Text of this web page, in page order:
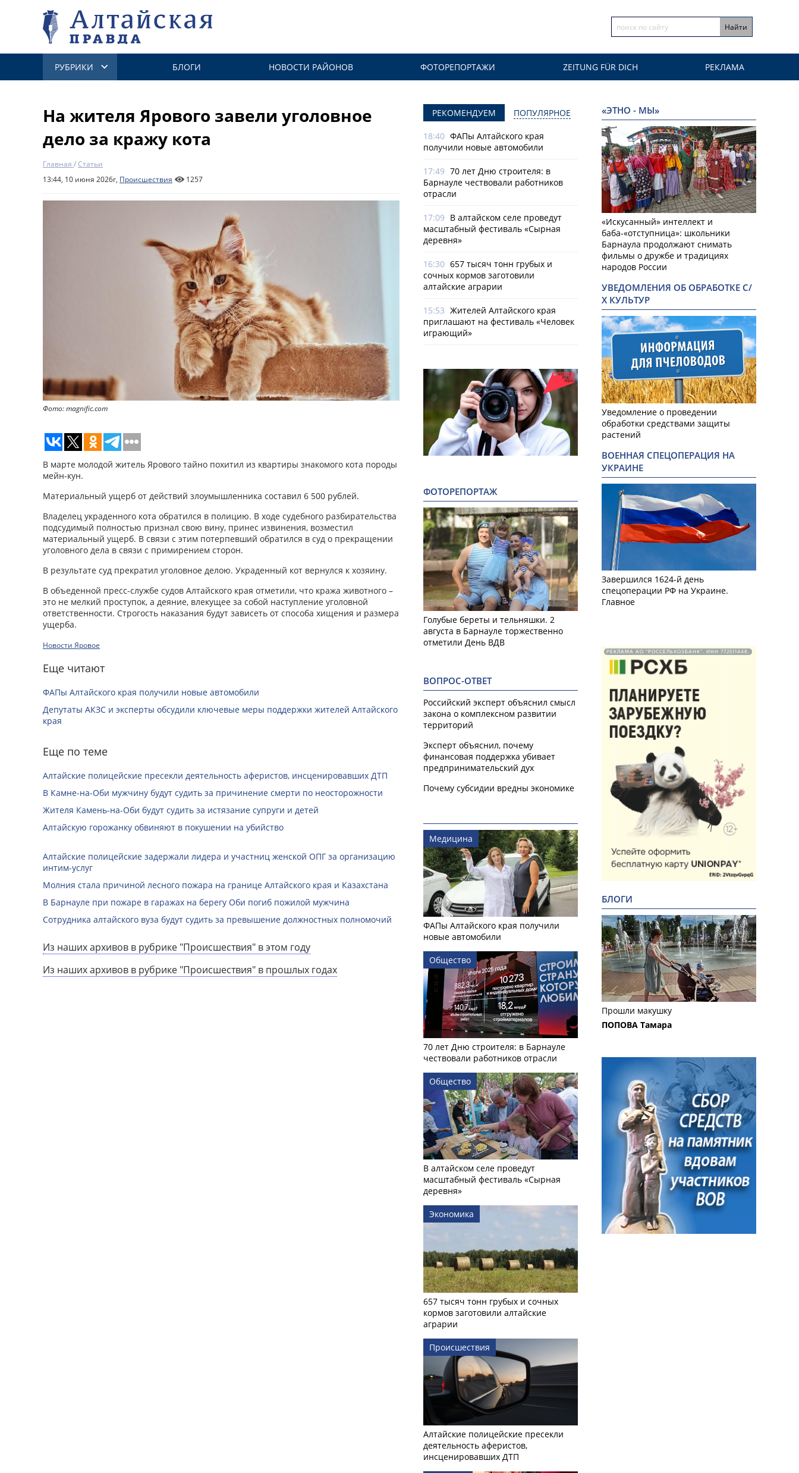
РУБРИКИ БЛОГИ НОВОСТИ РАЙОНОВ ФОТОРЕПОРТАЖИ ZEITUNG FÜR DICH РЕКЛАМА
На жителя Ярового завели уголовное
дело за кражу кота
Главная /Статьи
13:44, 10 июня 2026г, Происшествия 1257
Фото: magnific.com
В марте молодой житель Ярового тайно похитил из квартиры знакомого кота породы
мейн-кун.
Материальный ущерб от действий злоумышленника составил 6 500 рублей.
Владелец украденного кота обратился в полицию. В ходе судебного разбирательства
подсудимый полностью признал свою вину, принес извинения, возместил
материальный ущерб. В связи с этим потерпевший обратился в суд о прекращении
уголовного дела в связи с примирением сторон.
В результате суд прекратил уголовное делою. Украденный кот вернулся к хозяину.
В объеденной пресс-службе судов Алтайского края отметили, что кража животного –
это не мелкий проступок, а деяние, влекущее за собой наступление уголовной
ответственности. Строгость наказания будут зависеть от способа хищения и размера
ущерба.
Новости Яровое
Еще читают
ФАПы Алтайского края получили новые автомобили
Депутаты АКЗС и эксперты обсудили ключевые меры поддержки жителей Алтайского
края
Еще по теме
Алтайские полицейские пресекли деятельность аферистов, инсценировавших ДТП
В Камне-на-Оби мужчину будут судить за причинение смерти по неосторожности
Жителя Камень-на-Оби будут судить за истязание супруги и детей
Алтайскую горожанку обвиняют в покушении на убийство
Алтайские полицейские задержали лидера и участниц женской ОПГ за организацию
интим-услуг
Молния стала причиной лесного пожара на границе Алтайского края и Казахстана
В Барнауле при пожаре в гаражах на берегу Оби погиб пожилой мужчина
Сотрудника алтайского вуза будут судить за превышение должностных полномочий
Из наших архивов в рубрике "Происшествия" в этом году
Из наших архивов в рубрике "Происшествия" в прошлых годах
РЕКОМЕНДУЕМ ПОПУЛЯРНОЕ
18:40 ФАПы Алтайского края
получили новые автомобили
17:49 70 лет Дню строителя: в
Барнауле чествовали работников
отрасли
17:09 В алтайском селе проведут
масштабный фестиваль «Сырная
деревня»
16:30 657 тысяч тонн грубых и
сочных кормов заготовили
алтайские аграрии
15:53 Жителей Алтайского края
приглашают на фестиваль «Человек
играющий»
ФОТОРЕПОРТАЖ
Голубые береты и тельняшки. 2
августа в Барнауле торжественно
отметили День ВДВ
ВОПРОС-ОТВЕТ
Российский эксперт объяснил смысл
закона о комплексном развитии
территорий
Эксперт объяснил, почему
финансовая поддержка убивает
предпринимательский дух
Почему субсидии вредны экономике
Медицина
ФАПы Алтайского края получили
новые автомобили
Общество
70 лет Дню строителя: в Барнауле
чествовали работников отрасли
Общество
В алтайском селе проведут
масштабный фестиваль «Сырная
деревня»
Экономика
657 тысяч тонн грубых и сочных
кормов заготовили алтайские
аграрии
Происшествия
Алтайские полицейские пресекли
деятельность аферистов,
инсценировавших ДТП
«ЭТНО - МЫ»
«Искусанный» интеллект и
баба-«отступница»: школьники
Барнаула продолжают снимать
фильмы о дружбе и традициях
народов России
УВЕДОМЛЕНИЯ ОБ ОБРАБОТКЕ С/
Х КУЛЬТУР
Уведомление о проведении
обработки средствами защиты
растений
ВОЕННАЯ СПЕЦОПЕРАЦИЯ НА
УКРАИНЕ
Завершился 1624-й день
спецоперации РФ на Украине.
Главное
РЕКЛАМА АО "РОССЕЛЬХОЗБАНК". ИНН 772511448.
БЛОГИ
Прошли макушку
ПОПОВА Тамара